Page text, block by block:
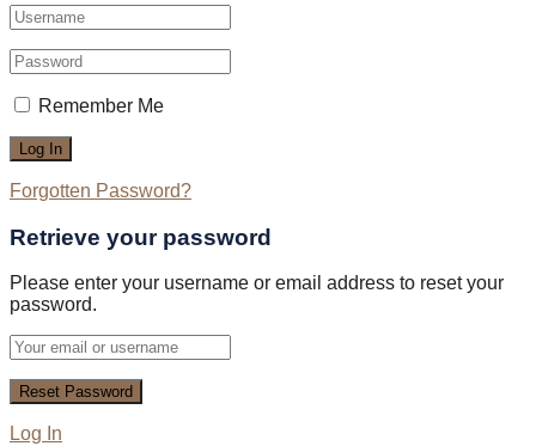
Remember Me
Forgotten Password?
Retrieve your password
Please enter your username or email address to reset your
password.
Log In